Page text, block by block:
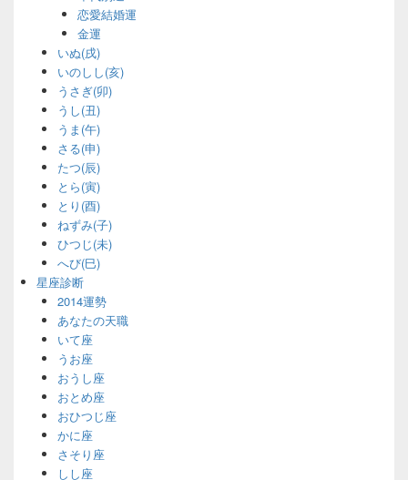
恋愛結婚運
金運
いぬ(戌)
いのしし(亥)
うさぎ(卯)
うし(丑)
うま(午)
さる(申)
たつ(辰)
とら(寅)
とり(酉)
ねずみ(子)
ひつじ(未)
へび(巳)
星座診断
2014運勢
あなたの天職
いて座
うお座
おうし座
おとめ座
おひつじ座
かに座
さそり座
しし座